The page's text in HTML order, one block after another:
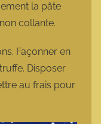
la pâte
collante.
Façonner en
Disposer
au frais pour